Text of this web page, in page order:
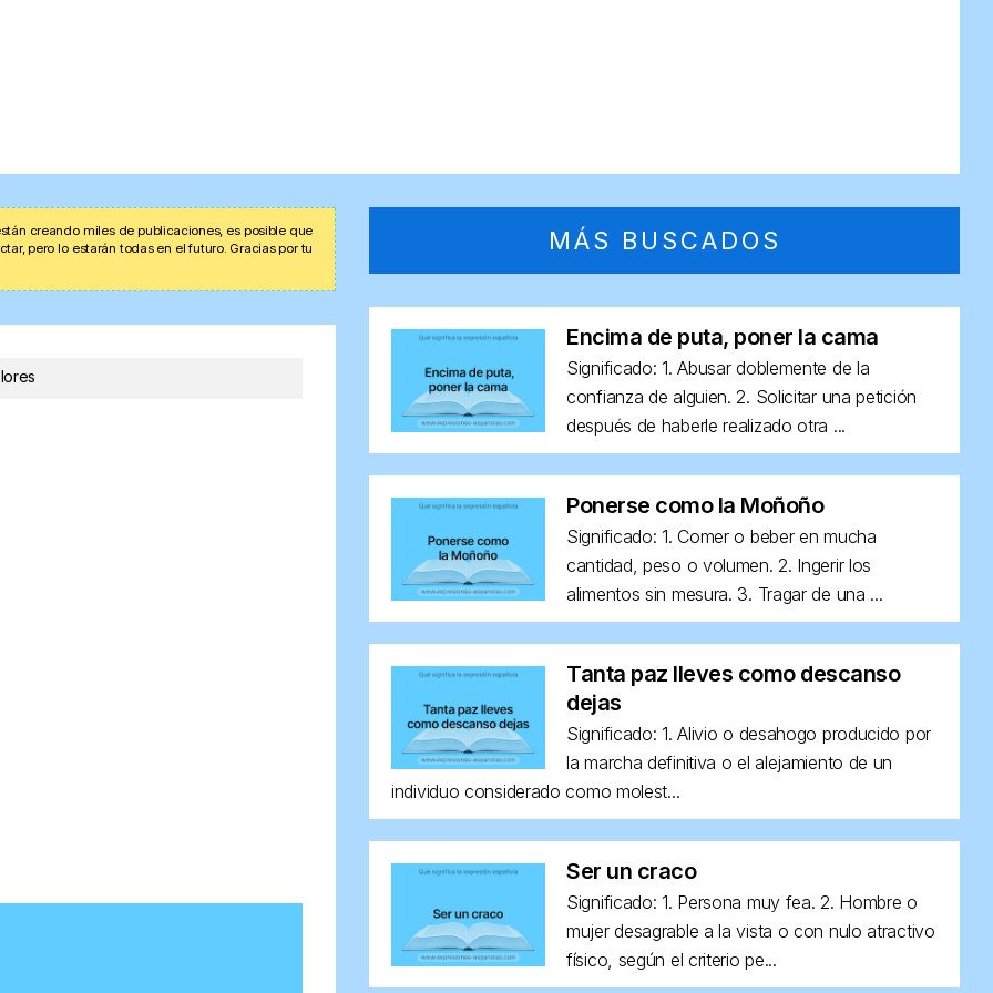
creando miles de publicaciones, es posible que
pero lo estarán todas en el futuro. Gracias por tu
MÁS BUSCADOS
Encima de puta, poner la cama
Significado: 1. Abusar doblemente de la
confianza de alguien. 2. Solicitar una petición
después de haberle realizado otra ...
Ponerse como la Moñoño
Significado: 1. Comer o beber en mucha
cantidad, peso o volumen. 2. Ingerir los
alimentos sin mesura. 3. Tragar de una ...
Tanta paz lleves como descanso
dejas
Significado: 1. Alivio o desahogo producido por
la marcha definitiva o el alejamiento de un
individuo considerado como molest...
Ser un craco
Significado: 1. Persona muy fea. 2. Hombre o
mujer desagrable a la vista o con nulo atractivo
físico, según el criterio pe...